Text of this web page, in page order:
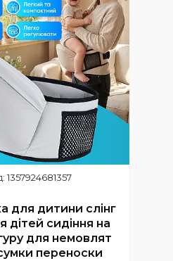
1357924681357
для дитини слінг
дітей сидіння на
для немовлят
переноски